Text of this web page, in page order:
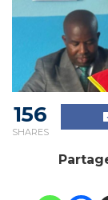
156
SHARES